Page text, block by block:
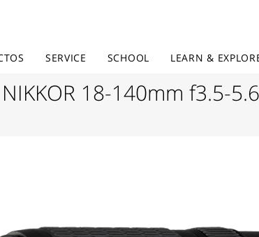
SERVICE SCHOOL LEARN &
18-140mm f3.5-